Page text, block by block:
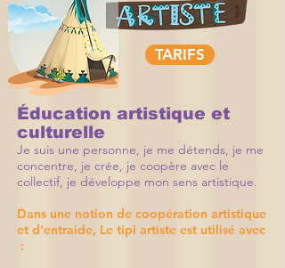
Éducation artistique et
culturelle
Je suis une personne, je me détends, je me
concentre, je crée, je coopère avec le
collectif, je développe mon sens artistique.
Dans une notion de coopération artistique
et d'entraide, Le tipi artiste est utilisé avec
:
TARIFS